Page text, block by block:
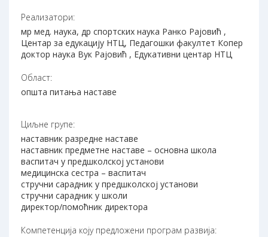
Реализатори:
мр мед. наука, др спортских наука Ранко Рајовић ,
Центар за едукацију НТЦ, Педагошки факултет Копер
доктор наука Вук Рајовић , Едукативни центар НТЦ
Област:
општа питања наставе
Циљне групе:
наставник разредне наставе
наставник предметне наставе – основна школа
васпитач у предшколској установи
медицинска сестра – васпитач
стручни сарадник у предшколској установи
стручни сарадник у школи
директор/помоћник директора
Компетенција коју предложени програм развија: